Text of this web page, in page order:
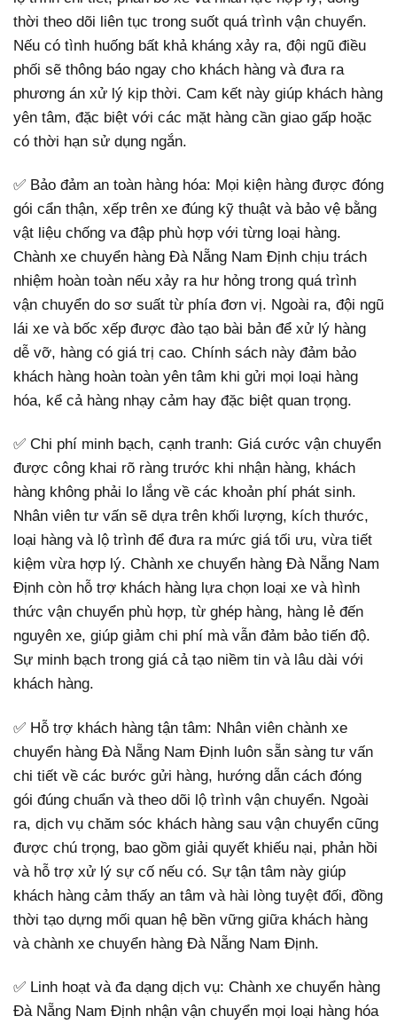
thời theo dõi liên tục trong suốt quá trình vận chuyển.
Nếu có tình huống bất khả kháng xảy ra, đội ngũ điều
phối sẽ thông báo ngay cho khách hàng và đưa ra
phương án xử lý kịp thời. Cam kết này giúp khách hàng
yên tâm, đặc biệt với các mặt hàng cần giao gấp hoặc
có thời hạn sử dụng ngắn.
✅ Bảo đảm an toàn hàng hóa: Mọi kiện hàng được đóng
gói cẩn thận, xếp trên xe đúng kỹ thuật và bảo vệ bằng
vật liệu chống va đập phù hợp với từng loại hàng.
Chành xe chuyển hàng Đà Nẵng Nam Định chịu trách
nhiệm hoàn toàn nếu xảy ra hư hỏng trong quá trình
vận chuyển do sơ suất từ phía đơn vị. Ngoài ra, đội ngũ
lái xe và bốc xếp được đào tạo bài bản để xử lý hàng
dễ vỡ, hàng có giá trị cao. Chính sách này đảm bảo
khách hàng hoàn toàn yên tâm khi gửi mọi loại hàng
hóa, kể cả hàng nhạy cảm hay đặc biệt quan trọng.
✅ Chi phí minh bạch, cạnh tranh: Giá cước vận chuyển
được công khai rõ ràng trước khi nhận hàng, khách
hàng không phải lo lắng về các khoản phí phát sinh.
Nhân viên tư vấn sẽ dựa trên khối lượng, kích thước,
loại hàng và lộ trình để đưa ra mức giá tối ưu, vừa tiết
kiệm vừa hợp lý. Chành xe chuyển hàng Đà Nẵng Nam
Định còn hỗ trợ khách hàng lựa chọn loại xe và hình
thức vận chuyển phù hợp, từ ghép hàng, hàng lẻ đến
nguyên xe, giúp giảm chi phí mà vẫn đảm bảo tiến độ.
Sự minh bạch trong giá cả tạo niềm tin và lâu dài với
khách hàng.
✅ Hỗ trợ khách hàng tận tâm: Nhân viên chành xe
chuyển hàng Đà Nẵng Nam Định luôn sẵn sàng tư vấn
chi tiết về các bước gửi hàng, hướng dẫn cách đóng
gói đúng chuẩn và theo dõi lộ trình vận chuyển. Ngoài
ra, dịch vụ chăm sóc khách hàng sau vận chuyển cũng
được chú trọng, bao gồm giải quyết khiếu nại, phản hồi
và hỗ trợ xử lý sự cố nếu có. Sự tận tâm này giúp
khách hàng cảm thấy an tâm và hài lòng tuyệt đối, đồng
thời tạo dựng mối quan hệ bền vững giữa khách hàng
và chành xe chuyển hàng Đà Nẵng Nam Định.
✅ Linh hoạt và đa dạng dịch vụ: Chành xe chuyển hàng
Đà Nẵng Nam Định nhận vận chuyển mọi loại hàng hóa